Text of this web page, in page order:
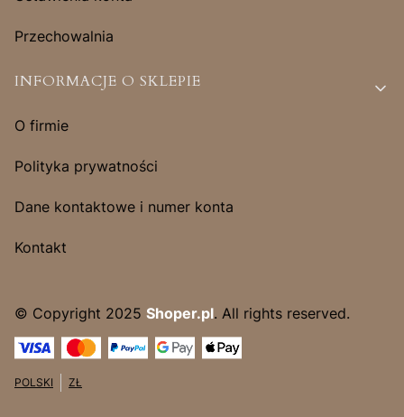
Przechowalnia
INFORMACJE O SKLEPIE
O firmie
Polityka prywatności
Dane kontaktowe i numer konta
Kontakt
© Copyright 2025 Shoper.pl. All rights reserved.
POLSKI ZŁ